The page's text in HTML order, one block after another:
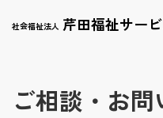
社会福祉法人 芹田福祉サー
ご相談・お